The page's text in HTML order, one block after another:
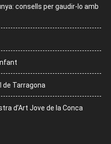
consells per gaudir-lo amb
de Tarragona
d’Art Jove de la Conca